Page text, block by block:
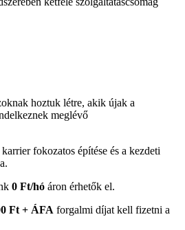
hoztuk létre, akik újak a
meglévő
fokozatos építése és a kezdeti
0 Ft/hó áron érhetők el.
Ft + ÁFA forgalmi díjat kell fizetni a